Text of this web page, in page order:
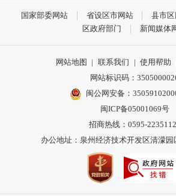
国家部委网站 省设区市网站 县市
区政府部门
新闻媒体
网站地图 | 联系我们 | 使用帮助
网站标识码：
闽公网安备：
闽ICP备05001069号
招商热线：0595-
办公地址：泉州经济技术开发区清濛